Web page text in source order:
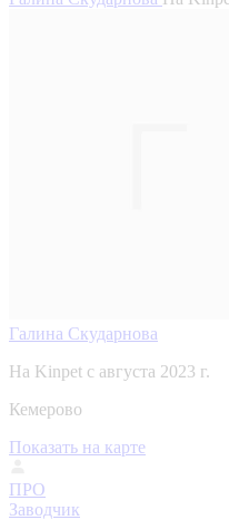
Галина Скударнова
На Kinpet c августа 2023 г.
Кемерово
Показать на карте
ПРО
Заводчик